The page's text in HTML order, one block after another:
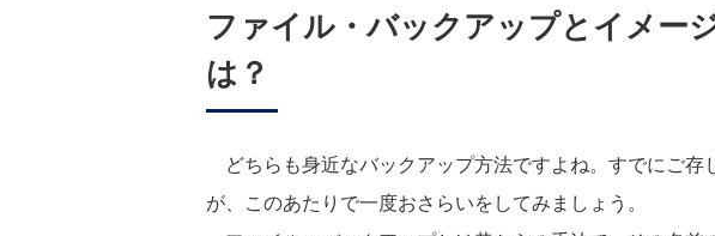
ファイル・バックアップとイメー
は？
どちらも身近なバックアップ方法ですよね。すでにご存
が、このあたりで一度おさらいをしてみましょう。